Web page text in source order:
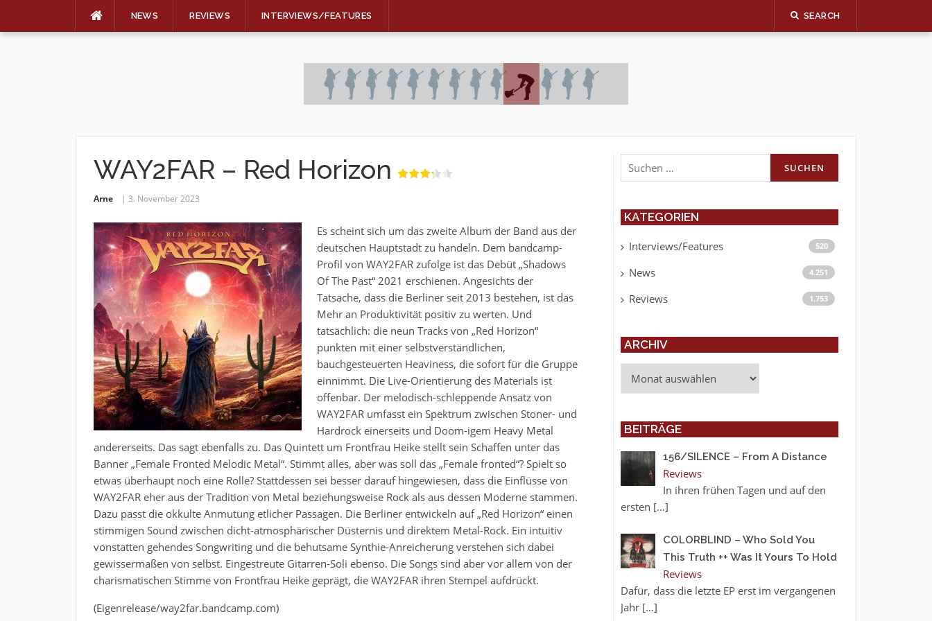
NEWS REVIEWS INTERVIEWS/FEATURES SEARCH
WAY2FAR – Red Horizon
Arne 3. November 2023
Es scheint sich um das zweite Album der Band aus der
deutschen Hauptstadt zu handeln. Dem bandcamp-
Profil von WAY2FAR zufolge ist das Debüt „Shadows
Of The Past“ 2021 erschienen. Angesichts der
Tatsache, dass die Berliner seit 2013 bestehen, ist das
Mehr an Produktivität positiv zu werten. Und
tatsächlich: die neun Tracks von „Red Horizon“
punkten mit einer selbstverständlichen,
bauchgesteuerten Heaviness, die sofort für die Gruppe
einnimmt. Die Live-Orientierung des Materials ist
offenbar. Der melodisch-schleppende Ansatz von
WAY2FAR umfasst ein Spektrum zwischen Stoner- und
Hardrock einerseits und Doom-igem Heavy Metal
andererseits. Das sagt ebenfalls zu. Das Quintett um Frontfrau Heike stellt sein Schaffen unter das
Banner „Female Fronted Melodic Metal“. Stimmt alles, aber was soll das „Female fronted“? Spielt so
etwas überhaupt noch eine Rolle? Stattdessen sei besser darauf hingewiesen, dass die Einflüsse von
WAY2FAR eher aus der Tradition von Metal beziehungsweise Rock als aus dessen Moderne stammen.
Dazu passt die okkulte Anmutung etlicher Passagen. Die Berliner entwickeln auf „Red Horizon“ einen
stimmigen Sound zwischen dicht-atmosphärischer Düsternis und direktem Metal-Rock. Ein intuitiv
vonstatten gehendes Songwriting und die behutsame Synthie-Anreicherung verstehen sich dabei
gewissermaßen von selbst. Eingestreute Gitarren-Soli ebenso. Die Songs sind aber vor allem von der
charismatischen Stimme von Frontfrau Heike geprägt, die WAY2FAR ihren Stempel aufdrückt.
(Eigenrelease/way2far.bandcamp.com)
Suchen
nach:
KATEGORIEN
Interviews/Features 520
News 4.251
Reviews 1.753
ARCHIV
BEITRÄGE
156/SILENCE – From A Distance
Reviews
In ihren frühen Tagen und auf den
ersten […]
COLORBLIND – Who Sold You
This Truth ++ Was It Yours To Hold
Reviews
Dafür, dass die letzte EP erst im vergangenen
Jahr […]